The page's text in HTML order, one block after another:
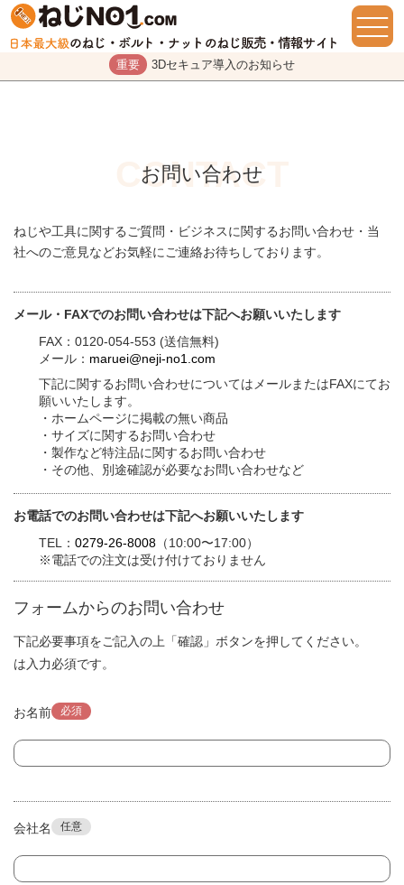
重要 3Dセキュア導入のお知らせ
お問い合わせ
ねじや工具に関するご質問・ビジネスに関するお問い合わせ・当
社へのご意見などお気軽にご連絡お待ちしております。
メール・FAXでのお問い合わせは下記へお願いいたします
FAX：0120-054-553 (送信無料)
メール： maruei@neji-no1.com
下記に関するお問い合わせについてはメールまたはFAXにてお
願いいたします。
・ホームページに掲載の無い商品
・サイズに関するお問い合わせ
・製作など特注品に関するお問い合わせ
・その他、別途確認が必要なお問い合わせなど
お電話でのお問い合わせは下記へお願いいたします
TEL： 0279-26-8008 （10:00〜17:00）
※電話での注文は受け付けておりません
フォームからのお問い合わせ
下記必要事項をご記入の上「確認」ボタンを押してください。
は入力必須です。
お名前 必須
会社名 任意